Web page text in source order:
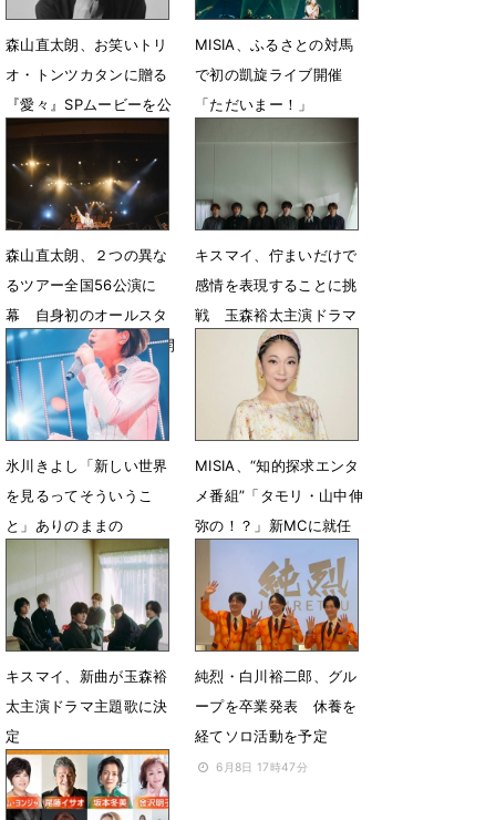
森山直太朗、お笑いトリ
オ・トンツカタンに贈る
『愛々』SPムービーを公
7月9日 23時30分
MISIA、ふるさとの対馬
で初の凱旋ライブ開催
「ただいまー！」
森山直太朗、２つの異な
るツアー全国56公演に
幕 自身初のオールスタ
ンディングZeppツアー開
催を発表
7月4日 09時00分
キスマイ、佇まいだけで
感情を表現することに挑
戦 玉森裕太主演ドラマ
主題歌MV公開
7月2日 07時00分
氷川きよし「新しい世界
を見るってそういうこ
と」ありのままの
「KIINA.」を表現
6月26日 14時13分
MISIA、“知的探求エンタ
メ番組”「タモリ・山中伸
弥の！？」新MCに就任
6月24日 18時30分
キスマイ、新曲が玉森裕
太主演ドラマ主題歌に決
定
6月20日 23時38分
純烈・白川裕二郎、グル
ープを卒業発表 休養を
経てソロ活動を予定
6月8日 17時47分